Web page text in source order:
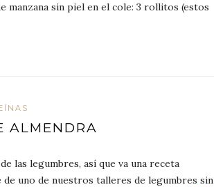
manzana sin piel en el cole: 3 rollitos (estos
ALMENDRA
las legumbres, así que va una receta
uno de nuestros talleres de legumbres sin